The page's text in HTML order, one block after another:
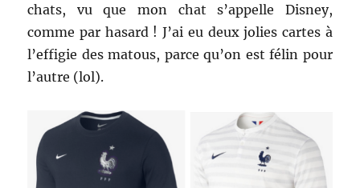
chats, vu que mon chat s’appelle Disney,
comme par hasard ! J’ai eu deux jolies cartes à
l’effigie des matous, parce qu’on est félin pour
l’autre (lol).